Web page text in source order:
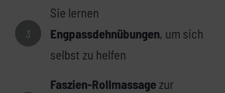
3
Sie lernen
Engpassdehnübungen, um sich
selbst zu helfen
Faszien-Rollmassage zur